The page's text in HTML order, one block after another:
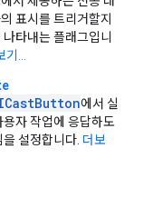
표시를 트리거할지
나타내는 플래그입니
...
Button에서 실
용자 작업에 응답하도
설정합니다. 더보